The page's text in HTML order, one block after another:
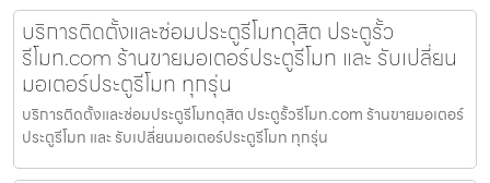
บริการติดตั้งและซ่อมประตูรีโมทดุสิต ประตูรั้ว
รีโมท.com ร้านขายมอเตอร์ประตูรีโมท และ รับเปลี่ยน
มอเตอร์ประตูรีโมท ทุกรุ่น
บริการติดตั้งและซ่อมประตูรีโมทดุสิต ประตูรั้วรีโมท.com ร้านขายมอเตอร์
ประตูรีโมท และ รับเปลี่ยนมอเตอร์ประตูรีโมท ทุกรุ่น